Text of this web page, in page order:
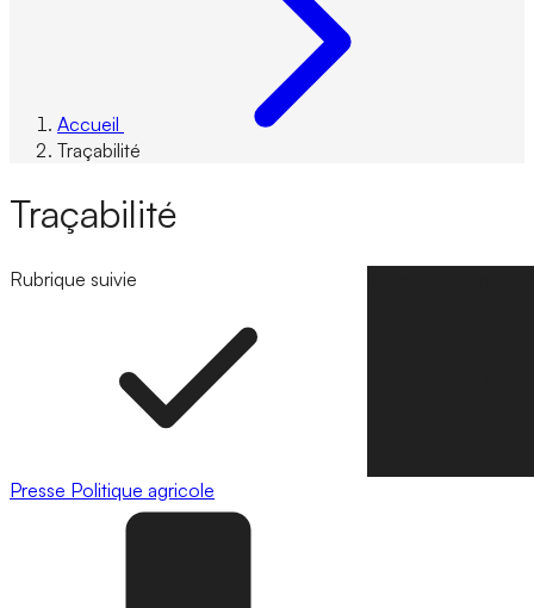
Accueil
Traçabilité
Traçabilité
Rubrique suivie
Presse Politique agricole